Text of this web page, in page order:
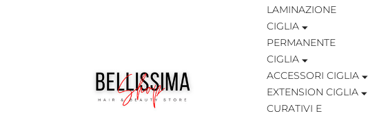
LAMINAZIONE
CIGLIA
PERMANENTE
CIGLIA
ACCESSORI CIGLIA
EXTENSION CIGLIA
CURATIVI E